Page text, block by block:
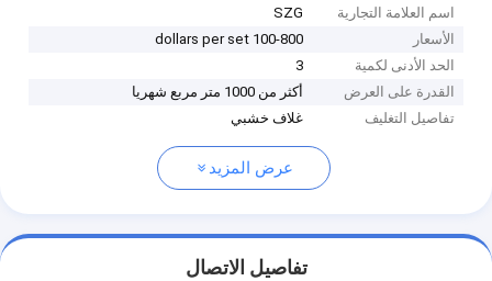
اسم العلامة التجارية
SZG
الأسعار
100-800 dollars per set
الحد الأدنى لكمية
3
القدرة على العرض
أكثر من 1000 متر مربع شهريا
تفاصيل التغليف
غلاف خشبي
عرض المزيد
تفاصيل الاتصال